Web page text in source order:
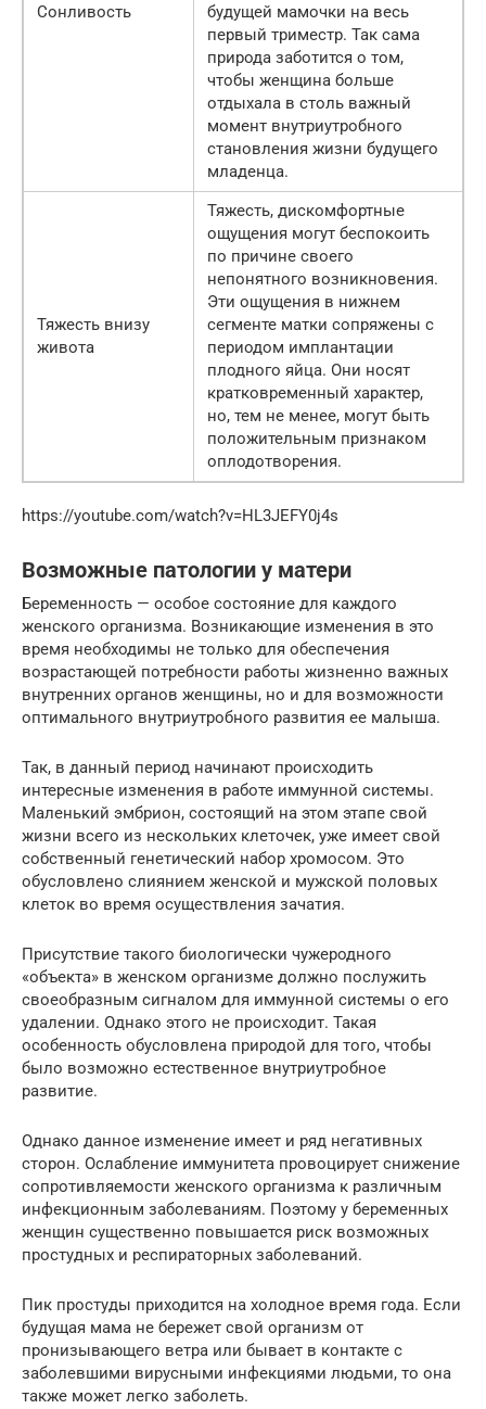
Сонливость
будущей мамочки на весь
первый триместр. Так сама
природа заботится о том,
чтобы женщина больше
отдыхала в столь важный
момент внутриутробного
становления жизни будущего
младенца.
Тяжесть внизу
живота
Тяжесть, дискомфортные
ощущения могут беспокоить
по причине своего
непонятного возникновения.
Эти ощущения в нижнем
сегменте матки сопряжены с
периодом имплантации
плодного яйца. Они носят
кратковременный характер,
но, тем не менее, могут быть
положительным признаком
оплодотворения.
https://youtube.com/watch?v=HL3JEFY0j4s
Возможные патологии у матери
Беременность — особое состояние для каждого
женского организма. Возникающие изменения в это
время необходимы не только для обеспечения
возрастающей потребности работы жизненно важных
внутренних органов женщины, но и для возможности
оптимального внутриутробного развития ее малыша.
Так, в данный период начинают происходить
интересные изменения в работе иммунной системы.
Маленький эмбрион, состоящий на этом этапе свой
жизни всего из нескольких клеточек, уже имеет свой
собственный генетический набор хромосом. Это
обусловлено слиянием женской и мужской половых
клеток во время осуществления зачатия.
Присутствие такого биологически чужеродного
«объекта» в женском организме должно послужить
своеобразным сигналом для иммунной системы о его
удалении. Однако этого не происходит. Такая
особенность обусловлена природой для того, чтобы
было возможно естественное внутриутробное
развитие.
Однако данное изменение имеет и ряд негативных
сторон. Ослабление иммунитета провоцирует снижение
сопротивляемости женского организма к различным
инфекционным заболеваниям. Поэтому у беременных
женщин существенно повышается риск возможных
простудных и респираторных заболеваний.
Пик простуды приходится на холодное время года. Если
будущая мама не бережет свой организм от
пронизывающего ветра или бывает в контакте с
заболевшими вирусными инфекциями людьми, то она
также может легко заболеть.